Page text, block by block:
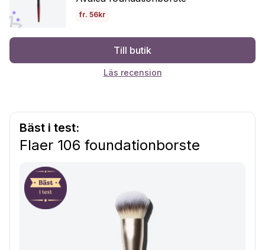
fr. 56kr
Till butik
Läs recension
Bäst i test:
Flaer 106 foundationborste